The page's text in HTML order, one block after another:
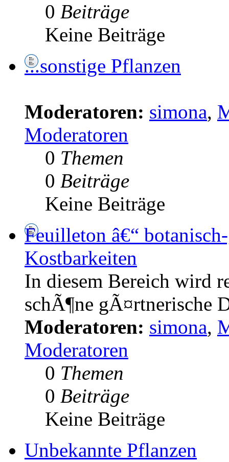
0 Beiträge
Keine Beiträge
...sonstige Pflanzen
Moderatoren: simona,
Moderatoren
0 Themen
0 Beiträge
Keine Beiträge
Feuilleton â€“
Kostbarkeiten
In diesem Bereich wird
schÃ¶ne gÃ¤rtnerische
Moderatoren: simona,
Moderatoren
0 Themen
0 Beiträge
Keine Beiträge
Unbekannte Pflanzen